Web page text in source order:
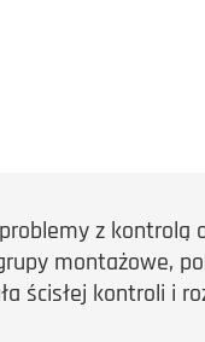
z kontrolą
montażowe,
ścisłej kontroli i